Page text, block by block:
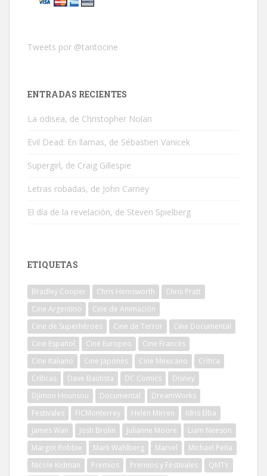
Tweets por @tantocine
ENTRADAS RECIENTES
La odisea, de Christopher Nolan
Evil Dead: En llamas, de Sébastien Vanicek
Supergirl, de Craig Gillespie
Letras robadas, de John Carney
El día de la revelación, de Steven Spielberg
ETIQUETAS
Bradley Cooper Chris Hemsworth
Chris Pratt
Cine Argentino
Cine de Animación
Cine de Superhéroes
Cine de Terror
Cine Documental
Cine Español
Cine Europeo
Cine Francés
Cine Italiano
Cine Japonés Cine Mexicano
Crítica
Críticas
Dave Bautista DC Comics
Disney
Djimon Hounsou
Documental
DreamWorks
Festivales
FICMonterrey Helen Mirren
Idris Elba
James Wan
Josh Brolin Julianne Moore
Liam Neeson
Margot Robbie
Mark Wahlberg Marvel
Michael Peña
Nicole Kidman
Premios Premios y Festivales QMTY